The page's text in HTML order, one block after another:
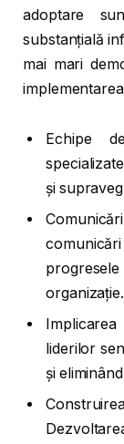
adoptare
substanțială
mai mari
Echipe
și
organizație.
liderilor
și